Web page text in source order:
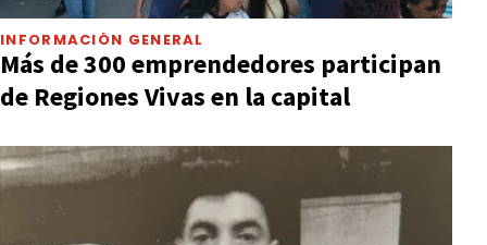
INFORMACIÓN GENERAL
Más de 300 emprendedores participan
de Regiones Vivas en la capital